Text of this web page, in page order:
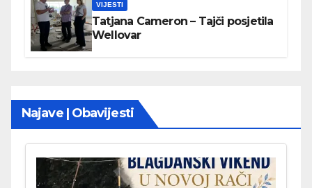
VIJESTI
Tatjana Cameron – Tajči posjetila
Wellovar
Najave | Obavijesti